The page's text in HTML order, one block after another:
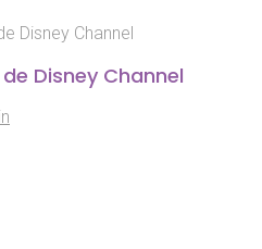
Disney Channel
Disney Channel